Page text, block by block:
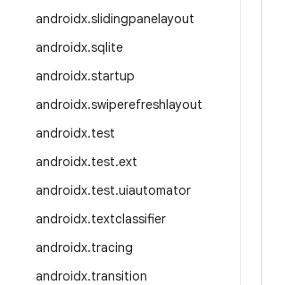
androidx.slidingpanelayout
androidx.sqlite
androidx.startup
androidx.swiperefreshlayout
androidx.test
androidx.test.ext
androidx.test.uiautomator
androidx.textclassifier
androidx.tracing
androidx.transition